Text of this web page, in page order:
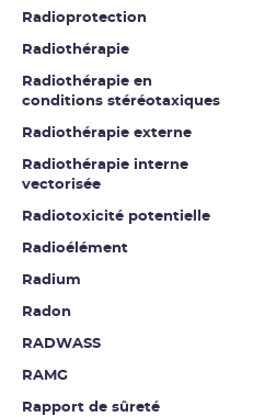
Radioprotection
Radiothérapie
Radiothérapie en
conditions stéréotaxiques
Radiothérapie externe
Radiothérapie interne
vectorisée
Radiotoxicité potentielle
Radioélément
Radium
Radon
RADWASS
RAMG
Rapport de sûreté